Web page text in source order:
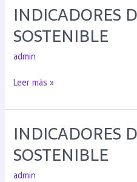
INDICADORES
SOSTENIBLE
admin
Leer más »
INDICADORES
SOSTENIBLE
admin